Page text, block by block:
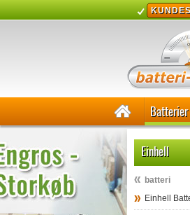
Batterier
Einhell
batteri
Einhell